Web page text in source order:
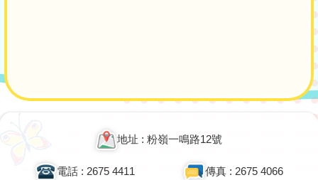
地址 : 粉嶺一鳴路12號
電話 : 2675 4411 傳真 : 2675 4066